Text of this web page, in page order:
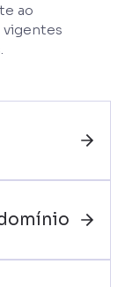
ao
vigentes